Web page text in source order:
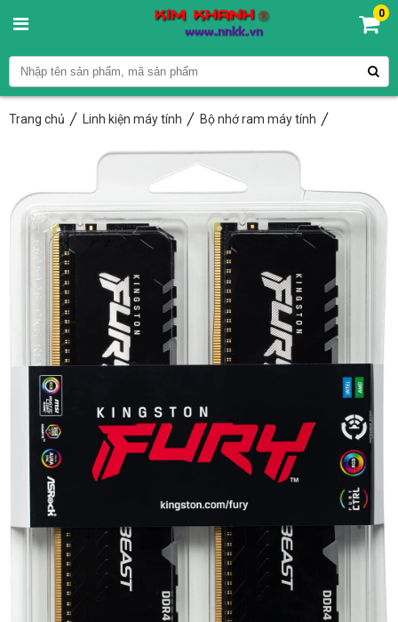
0
Trang chủ Linh kiện máy tính Bộ nhớ ram máy tính